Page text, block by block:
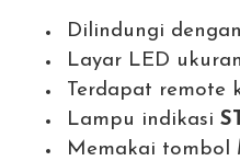
Dilindungi
Layar LED
Terdapat remote
Lampu indikasi
Memakai tombol